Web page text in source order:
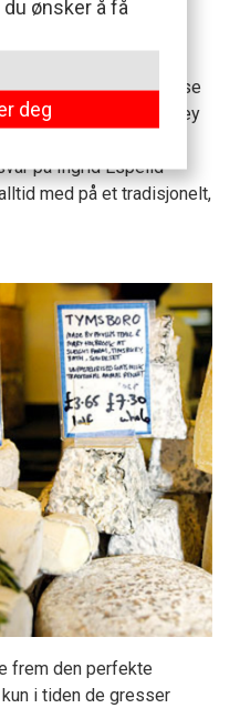
ønsker å få
deg
og blå, med
1960-tallet, da det
Nå har den konkurranse
familien på Abbey
i hevd, og ifølge
på Ingrid Espelid
med på et tradisjonelt,
frem den perfekte
i tiden de gresser